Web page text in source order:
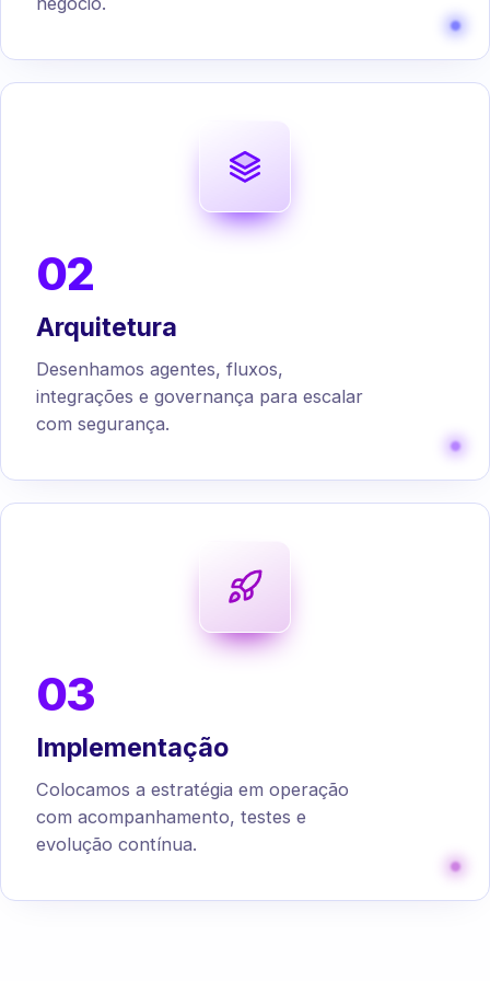
02
Arquitetura
Desenhamos agentes, fluxos,
integrações e governança para escalar
com segurança.
03
Implementação
Colocamos a estratégia em operação
com acompanhamento, testes e
evolução contínua.